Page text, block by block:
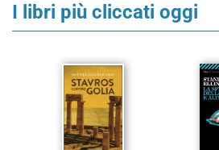
I libri più cliccati oggi